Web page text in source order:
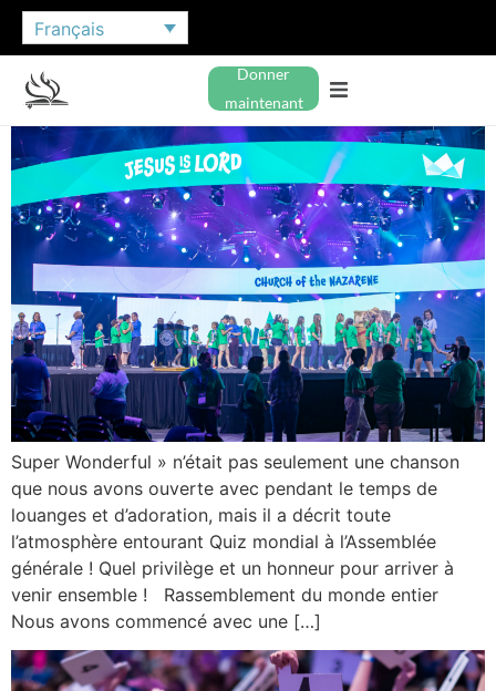
Français
Donner
maintenant
Super Wonderful » n’était pas seulement une chanson
que nous avons ouverte avec pendant le temps de
louanges et d’adoration, mais il a décrit toute
l’atmosphère entourant Quiz mondial à l’Assemblée
générale ! Quel privilège et un honneur pour arriver à
venir ensemble ! Rassemblement du monde entier
Nous avons commencé avec une […]